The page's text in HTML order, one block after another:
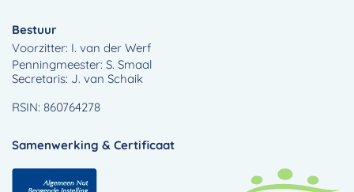
Bestuur
Voorzitter: I. van der Werf
Penningmeester: S. Smaal
Secretaris: J. van Schaik
RSIN: 860764278
Samenwerking & Certificaat